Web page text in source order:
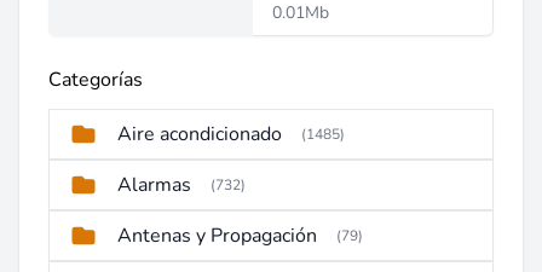
0.01Mb
Categorías
Aire acondicionado (1485)
Alarmas (732)
Antenas y Propagación (79)